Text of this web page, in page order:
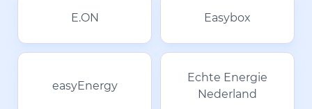
E.ON Easybox
easyEnergy
Echte Energie
Nederland